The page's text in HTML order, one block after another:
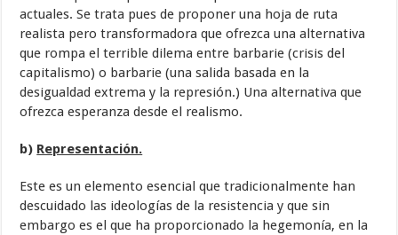
actuales. Se trata pues de proponer una hoja de ruta
realista pero transformadora que ofrezca una alternativa
que rompa el terrible dilema entre barbarie (crisis del
capitalismo) o barbarie (una salida basada en la
desigualdad extrema y la represión.) Una alternativa que
ofrezca esperanza desde el realismo.
b) Representación.
Este es un elemento esencial que tradicionalmente han
descuidado las ideologías de la resistencia y que sin
embargo es el que ha proporcionado la hegemonía, en la